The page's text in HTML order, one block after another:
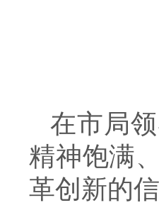
在市局
精神饱满
革创新的